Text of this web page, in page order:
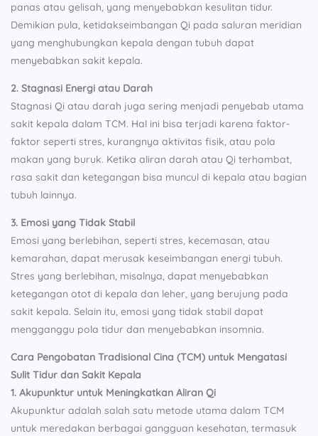
panas atau gelisah, yang menyebabkan kesulitan tidur.
Demikian pula, ketidakseimbangan Qi pada saluran meridian
yang menghubungkan kepala dengan tubuh dapat
menyebabkan sakit kepala.
2. Stagnasi Energi atau Darah
Stagnasi Qi atau darah juga sering menjadi penyebab utama
sakit kepala dalam TCM. Hal ini bisa terjadi karena faktor-
faktor seperti stres, kurangnya aktivitas fisik, atau pola
makan yang buruk. Ketika aliran darah atau Qi terhambat,
rasa sakit dan ketegangan bisa muncul di kepala atau bagian
tubuh lainnya.
3. Emosi yang Tidak Stabil
Emosi yang berlebihan, seperti stres, kecemasan, atau
kemarahan, dapat merusak keseimbangan energi tubuh.
Stres yang berlebihan, misalnya, dapat menyebabkan
ketegangan otot di kepala dan leher, yang berujung pada
sakit kepala. Selain itu, emosi yang tidak stabil dapat
mengganggu pola tidur dan menyebabkan insomnia.
Cara Pengobatan Tradisional Cina (TCM) untuk Mengatasi
Sulit Tidur dan Sakit Kepala
1. Akupunktur untuk Meningkatkan Aliran Qi
Akupunktur adalah salah satu metode utama dalam TCM
untuk meredakan berbagai gangguan kesehatan, termasuk